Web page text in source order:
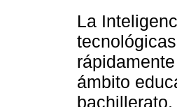
La
ámbito